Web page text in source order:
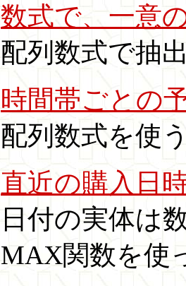
数式で、一意
配列数式で抽
時間帯ごとの
配列数式を使
直近の購入日
日付の実体は
MAX関数を使